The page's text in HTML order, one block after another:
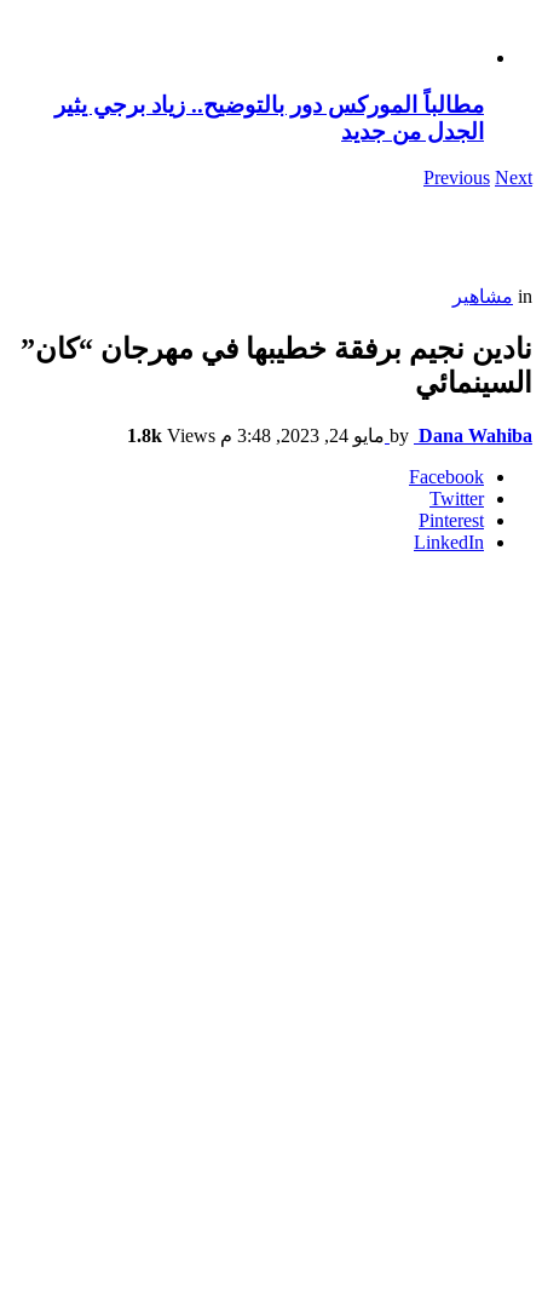
مطالباً الموركس دور بالتوضيح.. زياد برجي يثير
الجدل من جديد
Previous Next
in مشاهير
نادين نجيم برفقة خطيبها في مهرجان “كان”
السينمائي
by Dana Wahiba مايو 24, 2023, 3:48 م 1.8k Views
Facebook
Twitter
Pinterest
LinkedIn